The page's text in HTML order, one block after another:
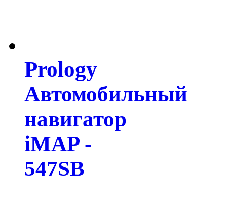
Prology
Автомобильный
навигатор
iMAP -
547SB